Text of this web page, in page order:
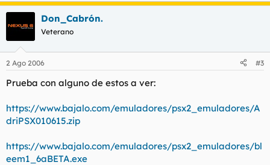
Don_Cabrón.
Veterano
2 Ago 2006 #3
Prueba con alguno de estos a ver:
https://www.bajalo.com/emuladores/psx2_emuladores/A
driPSX010615.zip
https://www.bajalo.com/emuladores/psx2_emuladores/bl
eem1_6aBETA.exe